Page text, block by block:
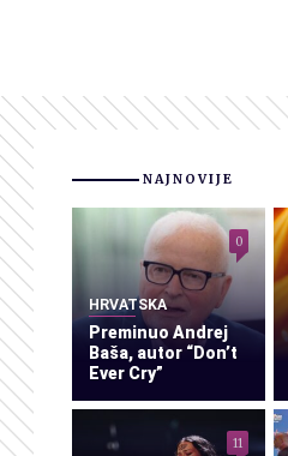
NAJNOVIJE
HRVATSKA
Preminuo Andrej
Baša, autor “Don’t
Ever Cry”
0
11